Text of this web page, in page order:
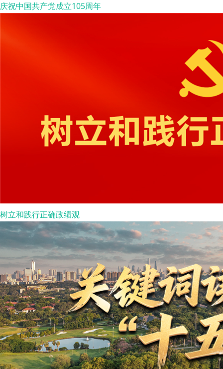
庆祝中国共产党成立105周年
树立和践行正确政绩观